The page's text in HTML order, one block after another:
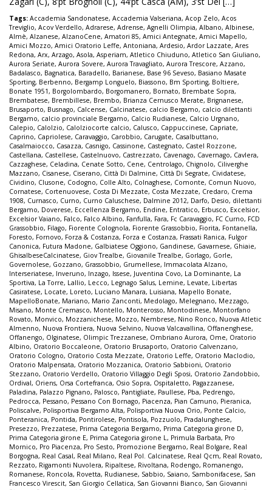
Tags: Accademia Sandonatese, Accademia Valseriana, Acop Zelo, Acos
Treviglio, Acov Verdello, Adrarese, Adrense, Agnelli Olimpia, Albano, Albinese,
Almè, Alzanese, AlzanoCene, Amatori 85, Amici Antegnate, Amici Mapello,
Amici Mozzo, Amici Oratorio Leffe, Antoniana, Ardesio, Ardor Lazzate, Ares
Redona, Arx, Arzago, Asola, Asperiam, Atletico Chiuduno, Atletico San Giuliano,
Aurora Seriate, Aurora Sovere, Aurora Travagliato, Aurora Trescore, Azzano,
Badalasco, Bagnatica, Baradello, Barianese, Base 96 Seveso, Basiano Masate
Sporting, Berbenno, Bergamp Longuelo, Biassono, Bm Sporting, Boltiere,
Bonate 1951, Borgolombardo, Borgomanero, Bornato, Brembate Sopra,
Brembatese, Brembillese, Brembo, Brianza Cernusco Merate, Brignanese,
Brusaporto, Busnago, Calcense, Calcinatese, calcio Bergamo, calcio dilettanti
Bergamo, calcio provinciale Bergamo, Calcio Rudianese, Calcio Urgnano,
Calepio, Calolzio, Calolziocorte calcio, Calusco, Cappuccinese, Capriate,
Caprino, Capriolese, Caravaggio, Carobbio, Carugate, Casalbuttano,
Casalmaiocco, Casazza, Casnigo, Cassinone, Castegnato, Castel Rozzone,
Castellana, Castellese, Castelnuovo, Castrezzato, Cavenago, Cavernago, Cavlera,
Cazzaghese, Celadina, Cenate Sotto, Cene, Centrolago, Chignolo, Ciliverghe
Mazzano, Cisanese, Ciserano, Città Di Dalmine, Città Di Segrate, Cividatese,
Cividino, Clusone, Codogno, Colle Alto, Colnaghese, Comonte, Comun Nuovo,
Cornatese, Cortenuovese, Costa Di Mezzate, Costa Mezzate, Credaro, Crema
1908, Curnasco, Curno, Curno Caluschese, Dalmine 2012, Darfo, Desio, dilettanti
Bergamo, Doverese, Eccellenza Bergamo, Endine, Entratico, Erbusco, Excelsior,
Excelsior Vaiano, Falco, Falco Albino, Fanfulla, Fara, Fc Caravaggio, FC Curno, FCD
Grassobbio, Filago, Fiorente Colognola, Fiorente Grassobbio, Fiorita, Fontanella,
Foresto, Fornovo, Forza & Costanza, Forza e Costanza, Frassati Ranica, Fulgor
Canonica, Futura Madone, Galbiatese Oggiono, Gandinese, Gavarnese, Ghiaie,
GhisalbeseCalcinatese, Giov Trealbe, Giovanile Trealbe, Gorlago, Gorle,
Governolese, Gozzano, Grassobbio, Grumellese, Immacolata Alzano,
Interseriatese, Inveruno, Inzago, Issese, Juventina Covo, La Dominante, La
Sportiva, La Torre, Lallio, Lecco, Legnago Salus, Lemine, Levate, Libertas
Casiratese, Locate, Loreto, Luciano Manara, Luisiana, Mapello Bonate,
MapelloBonate, Mariano, Mario Zanconti, Medolago, Melegnano, Mezzago,
Misano, Monte Cremasco, Montello, Monterosso, Montodinese, Montorfano
Rovato, Monvico, Mozzanichese, Mozzo, Nembrese, Nino Ronco, Nuova Atletic
Almenno, Nuova Frontiera, Nuova Selvino, Nuova Valcavallina, Offanenghese,
Offanengo, Olginatese, Olimpic Trezzanese, Ombriano Aurora, Ome, Oratorio
Albino, Oratorio Boccaleone, Oratorio Brusaporto, Oratorio Calvenzano,
Oratorio Cologno, Oratorio Costa Mezzate, Oratorio Leffe, Oratorio Maclodio,
Oratorio Malpensata, Oratorio Mozzanica, Oratorio Sabbioni, Oratorio
Stezzano, Oratorio Verdello, Oratorio Villaggio Degli Sposi, Oratorio Zandobbio,
Ordival, Oriens, Orsa Cortefranca, Osio Sopra, Ospitaletto, Pagazzanese,
Paladina, Palazzo Pignano, Palosco, Pantigliate, Paullese, Pba, Pedrengo,
Pedrocca, Pessano, Pessano Con Bornago, Piacenza, Pian Camuno, Pieranica,
Poliscalve, Polisportiva Bergamo Alta, Polisportiva Nuova Orio, Ponte Calcio,
Ponteranica, Pontida, Pontirolese, Pontisola, Pozzuolo, Pradalunghese,
Presezzo, Prezzatese, Prima Categoria Bergamo, Prima Categoria girone D,
Prima Categoria girone E, Prima Categoria girone L , Primula Barbata, Pro
Mornico, Pro Piacenza, Pro Sesto, Promozione Bergamo, Real Bolgare, Real
Borgogna, Real Casal, Real Milano, Real Pol. Calcinatese, Real Qcm, Real Rovato,
Rezzato, Rigamonti Nuvolera, Ripaltese, Rivoltana, Rodengo, Romanengo,
Romanese, Roncola, Rovetta, Rudianese, Sabbio, Saiano, Sambonifacese, San
Francesco Virescit, San Giorgio Cellatica, San Giovanni Bianco, San Giovanni